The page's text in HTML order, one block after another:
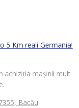
5 Km reali Germania!
achiziția mașinii mult
Bacău